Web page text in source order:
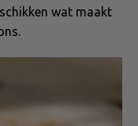
wat maakt